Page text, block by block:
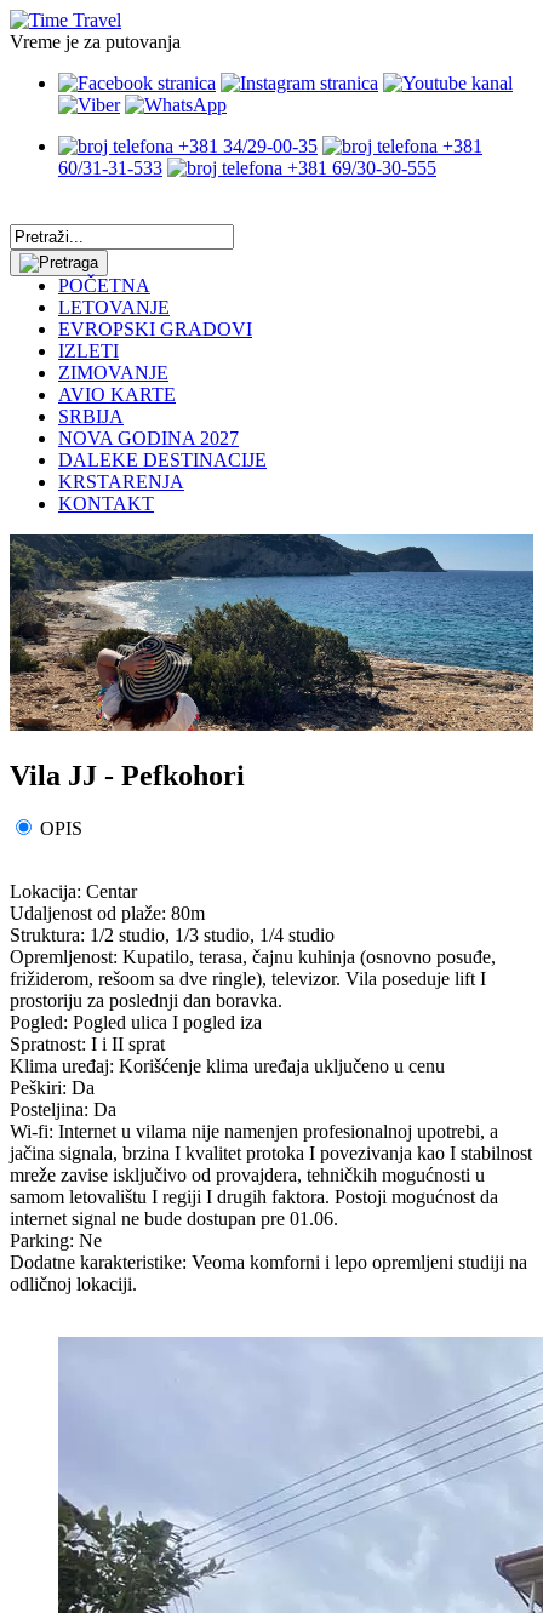
Vreme je za putovanja
+381 34/29-00-35
+381
60/31-31-533
+381 69/30-30-555
POČETNA
LETOVANJE
EVROPSKI GRADOVI
IZLETI
ZIMOVANJE
AVIO KARTE
SRBIJA
NOVA GODINA 2027
DALEKE DESTINACIJE
KRSTARENJA
KONTAKT
Vila JJ - Pefkohori
OPIS
Lokacija: Centar
Udaljenost od plaže: 80m
Struktura: 1/2 studio, 1/3 studio, 1/4 studio
Opremljenost: Kupatilo, terasa, čajnu kuhinja (osnovno posuđe,
frižiderom, rešoom sa dve ringle), televizor. Vila poseduje lift I
prostoriju za poslednji dan boravka.
Pogled: Pogled ulica I pogled iza
Spratnost: I i II sprat
Klima uređaj: Korišćenje klima uređaja uključeno u cenu
Peškiri: Da
Posteljina: Da
Wi-fi: Internet u vilama nije namenjen profesionalnoj upotrebi, a
jačina signala, brzina I kvalitet protoka I povezivanja kao I stabilnost
mreže zavise isključivo od provajdera, tehničkih mogućnosti u
samom letovalištu I regiji I drugih faktora. Postoji mogućnost da
internet signal ne bude dostupan pre 01.06.
Parking: Ne
Dodatne karakteristike: Veoma komforni i lepo opremljeni studiji na
odličnoj lokaciji.